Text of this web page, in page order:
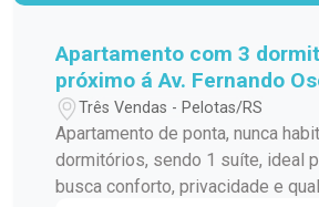
Apartamento com 3
próximo á Av. Fernando
Três Vendas - Pelotas/RS
Apartamento de ponta, nunca
dormitórios, sendo 1 suíte, ideal
busca conforto, privacidade e